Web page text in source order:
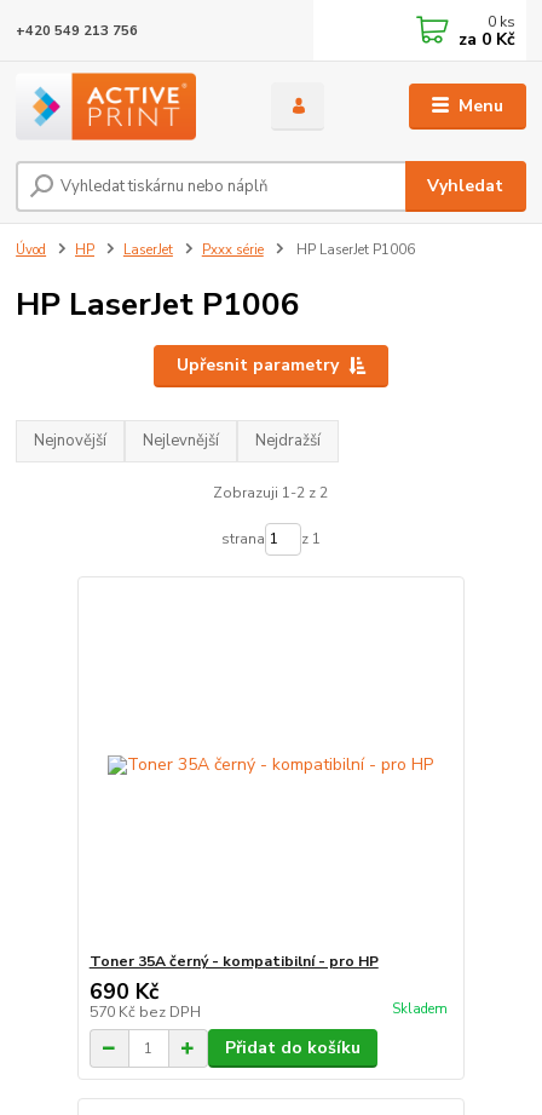
Menu
Vyhledat
+420 549 213 756 0 ks
za 0 Kč
Úvod HP LaserJet Pxxx série HP LaserJet P1006
HP LaserJet P1006
Upřesnit parametry
Nejnovější Nejlevnější Nejdražší
Zobrazuji 1-2 z 2
strana z 1
Toner 35A černý - kompatibilní - pro HP
690 Kč
570 Kč bez DPH Skladem
Přidat do košíku